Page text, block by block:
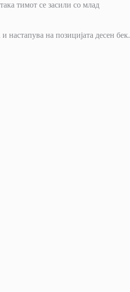
тимот се засили со млад
настапува на позицијата десен бек.